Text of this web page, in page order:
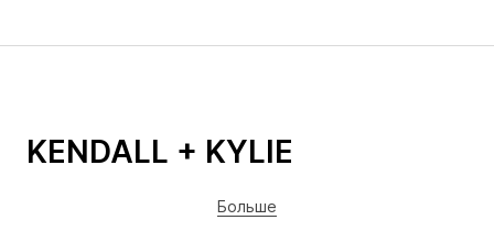
KENDALL + KYLIE
Больше